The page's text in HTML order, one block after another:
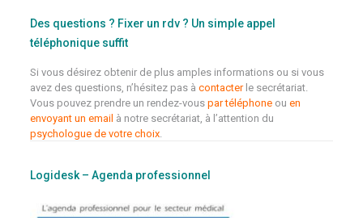
Des questions ? Fixer un rdv ? Un simple appel
téléphonique suffit
Si vous désirez obtenir de plus amples informations ou si vous
avez des questions, n’hésitez pas à contacterle secrétariat.
Vous pouvez prendre un rendez-vous par téléphoneou en
envoyant un email à notre secrétariat, à l’attention du
psychologue de votre choix.
Logidesk – Agenda professionnel